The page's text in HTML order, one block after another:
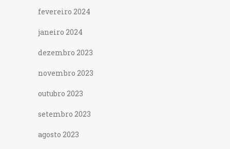
fevereiro 2024
janeiro 2024
dezembro 2023
novembro 2023
outubro 2023
setembro 2023
agosto 2023